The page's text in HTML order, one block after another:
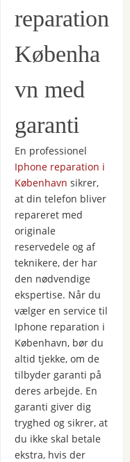
reparation
Københa
vn med
garanti
En professionel
Iphone reparation i
København sikrer,
at din telefon bliver
repareret med
originale
reservedele og af
teknikere, der har
den nødvendige
ekspertise. Når du
vælger en service til
Iphone reparation i
København, bør du
altid tjekke, om de
tilbyder garanti på
deres arbejde. En
garanti giver dig
tryghed og sikrer, at
du ikke skal betale
ekstra, hvis der